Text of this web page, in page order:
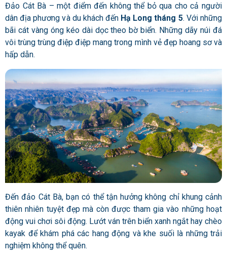
Đảo Cát Bà – một điểm đến không thể bỏ qua cho cả người
dân địa phương và du khách đến Hạ Long tháng 5. Với những
bãi cát vàng óng kéo dài dọc theo bờ biển. Những dãy núi đá
vôi trùng trùng điệp điệp mang trong mình vẻ đẹp hoang sơ và
hấp dẫn.
Đến đảo Cát Bà, bạn có thể tận hưởng không chỉ khung cảnh
thiên nhiên tuyệt đẹp mà còn được tham gia vào những hoạt
động vui chơi sôi động. Lướt ván trên biển xanh ngắt hay chèo
kayak để khám phá các hang động và khe suối là những trải
nghiệm không thể quên.